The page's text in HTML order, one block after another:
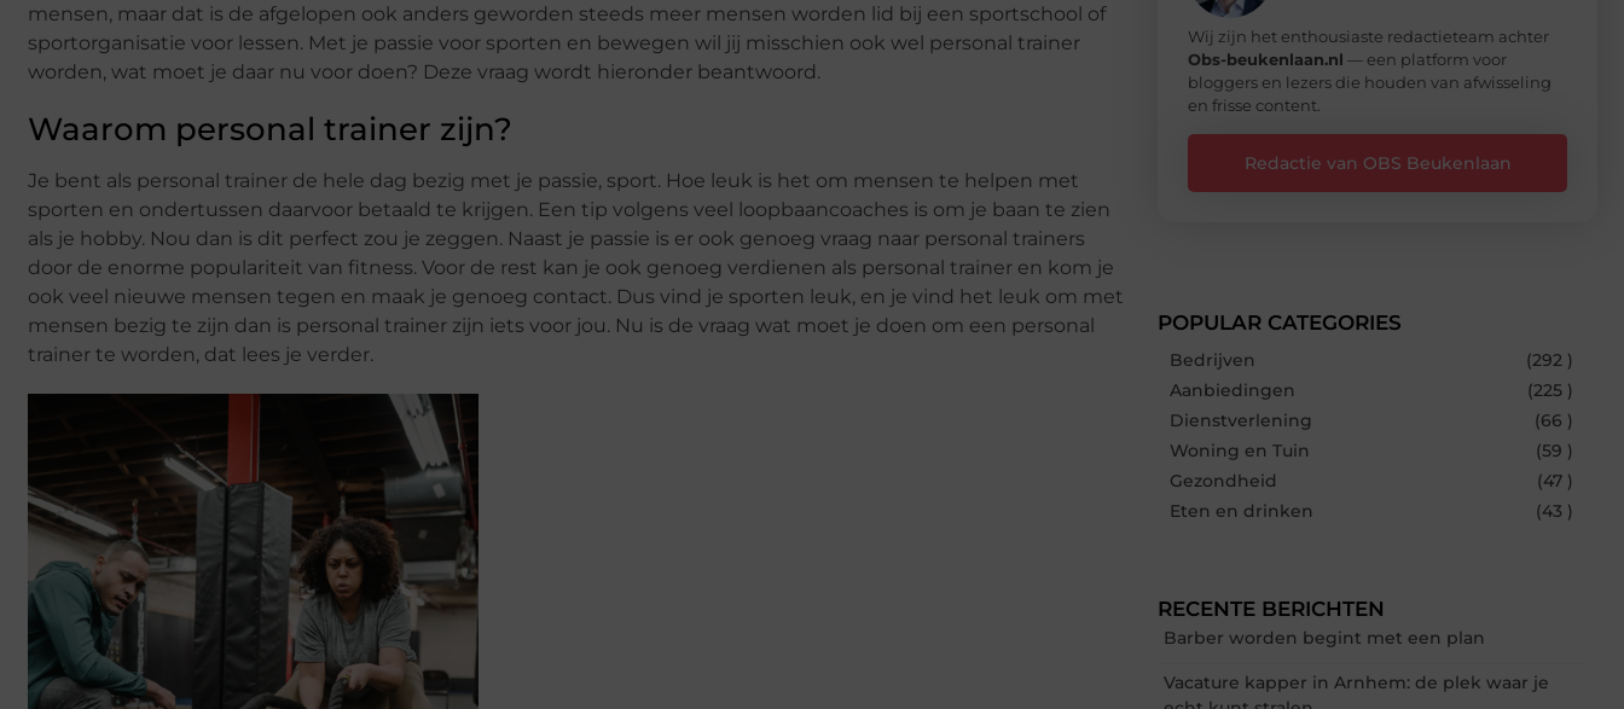
mensen, maar dat is de afgelopen ook anders geworden steeds meer mensen worden lid bij een sportschool of
sportorganisatie voor lessen. Met je passie voor sporten en bewegen wil jij misschien ook wel personal trainer
worden, wat moet je daar nu voor doen? Deze vraag wordt hieronder beantwoord.
Waarom personal trainer zijn?
Je bent als personal trainer de hele dag bezig met je passie, sport. Hoe leuk is het om mensen te helpen met
sporten en ondertussen daarvoor betaald te krijgen. Een tip volgens veel loopbaancoaches is om je baan te zien
als je hobby. Nou dan is dit perfect zou je zeggen. Naast je passie is er ook genoeg vraag naar personal trainers
door de enorme populariteit van fitness. Voor de rest kan je ook genoeg verdienen als personal trainer en kom je
ook veel nieuwe mensen tegen en maak je genoeg contact. Dus vind je sporten leuk, en je vind het leuk om met
mensen bezig te zijn dan is personal trainer zijn iets voor jou. Nu is de vraag wat moet je doen om een personal
trainer te worden, dat lees je verder.
Wij zijn het enthousiaste redactieteam achter
Obs-beukenlaan.nl — een platform voor
bloggers en lezers die houden van afwisseling
en frisse content.
Redactie van OBS Beukenlaan
POPULAR CATEGORIES
Bedrijven
(292 )
Aanbiedingen
(225 )
Dienstverlening
(66 )
Woning en Tuin
(59 )
Gezondheid
(47 )
Eten en drinken
(43 )
RECENTE BERICHTEN
Barber worden begint met een plan
Vacature kapper in Arnhem: de plek waar je